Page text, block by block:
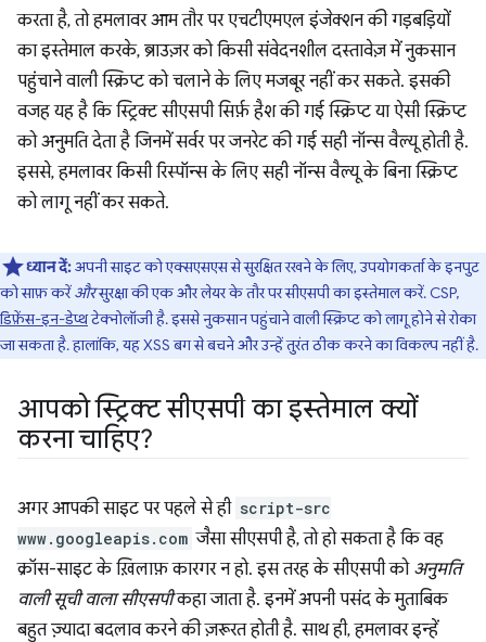
करता है, तो हमलावर आम तौर पर एचटीएमएल इंजेक्शन की गड़बड़ियों
का इस्तेमाल करके, ब्राउज़र को किसी संवेदनशील दस्तावेज़ में नुकसान
पहुंचाने वाली स्क्रिप्ट को चलाने के लिए मजबूर नहीं कर सकते. इसकी
वजह यह है कि स्ट्रिक्ट सीएसपी सिर्फ़ हैश की गई स्क्रिप्ट या ऐसी स्क्रिप्ट
को अनुमति देता है जिनमें सर्वर पर जनरेट की गई सही नॉन्स वैल्यू होती है.
इससे, हमलावर किसी रिस्पॉन्स के लिए सही नॉन्स वैल्यू के बिना स्क्रिप्ट
को लागू नहीं कर सकते.
ध्यान दें:अपनी साइट को एक्सएसएस से सुरक्षित रखने के लिए, उपयोगकर्ता के इनपुट
को साफ़ करेंऔरसुरक्षा की एक और लेयर के तौर पर सीएसपी का इस्तेमाल करें. CSP,
डिफ़ेंस-इन-डेप्थटेक्नोलॉजी है. इससे नुकसान पहुंचाने वाली स्क्रिप्ट को लागू होने से रोका
जा सकता है. हालांकि, यह XSS बग से बचने और उन्हें तुरंत ठीक करने का विकल्प नहीं है.
आपको स्ट्रिक्ट सीएसपी का इस्तेमाल क्यों
करना चाहिए?
अगर आपकी साइट पर पहले से ही script-src
www.googleapis.com जैसा सीएसपी है, तो हो सकता है कि वह
क्रॉस-साइट के ख़िलाफ़ कारगर न हो. इस तरह के सीएसपी को अनुमति
वाली सूची वाला सीएसपीकहा जाता है. इनमें अपनी पसंद के मुताबिक
बहुत ज़्यादा बदलाव करने की ज़रूरत होती है. साथ ही, हमलावर इन्हें